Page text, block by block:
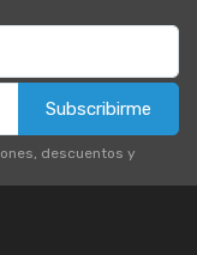
Subscribirme
descuentos y